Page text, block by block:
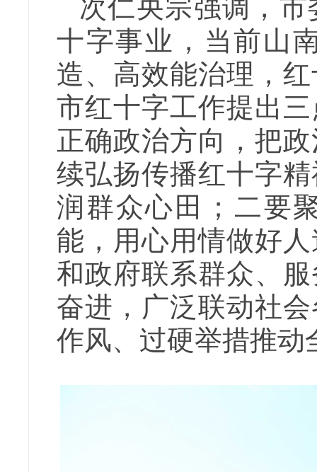
次仁央宗强调，
十字事业，当前山
造、高效能治理，
市红十字工作提出
正确政治方向，把
续弘扬传播红十字
润群众心田；二要
能，用心用情做好
和政府联系群众、
奋进，广泛联动社
作风、过硬举措推动